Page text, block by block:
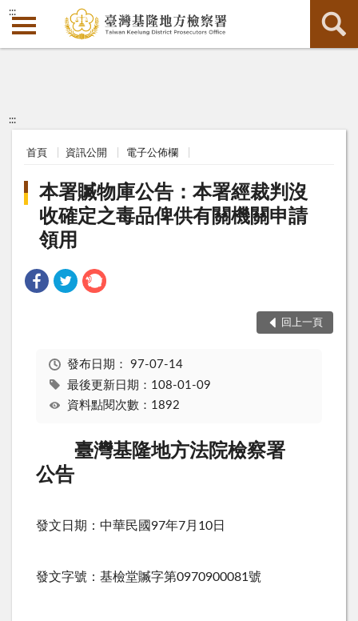
:::
:::
首頁 資訊公開 電子公佈欄
本署贓物庫公告：本署經裁判沒
收確定之毒品俾供有關機關申請
領用
回上一頁
發布日期： 97-07-14
最後更新日期：108-01-09
資料點閱次數：1892
臺灣基隆地方法院檢察署
公告
發文日期：中華民國97年7月10日
發文字號：基檢堂贓字第0970900081號